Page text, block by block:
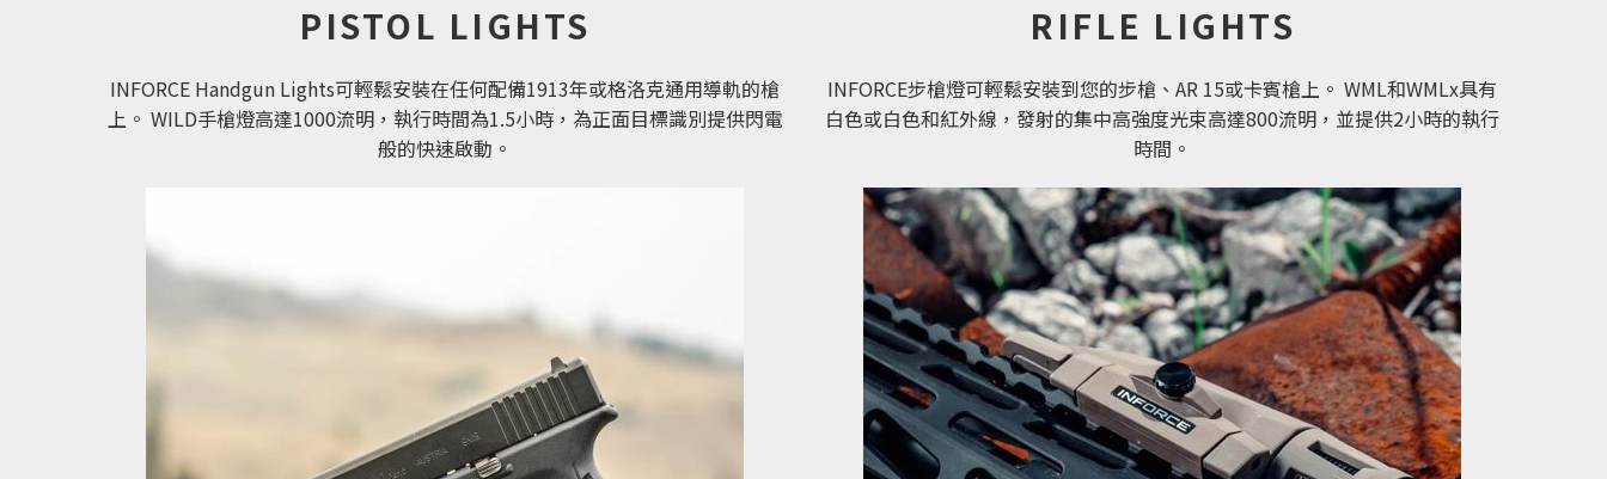
PISTOL LIGHTS
INFORCE Handgun Lights可輕鬆安裝在任何配備1913年或格洛克通用導軌的槍
上。 WILD手槍燈高達1000流明，執行時間為1.5小時，為正面目標識別提供閃電
般的快速啟動。
RIFLE LIGHTS
INFORCE步槍燈可輕鬆安裝到您的步槍、AR 15或卡賓槍上。 WML和WMLx具有
白色或白色和紅外線，發射的集中高強度光束高達800流明，並提供2小時的執行
時間。